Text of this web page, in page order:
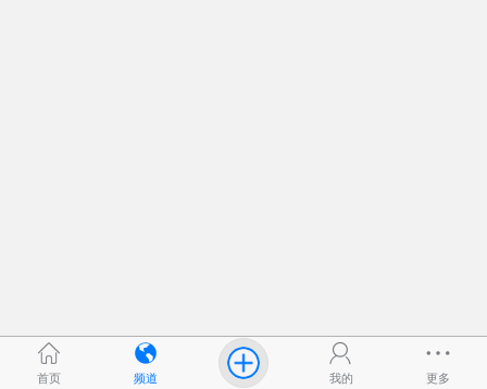
首页 频道 我的 更多